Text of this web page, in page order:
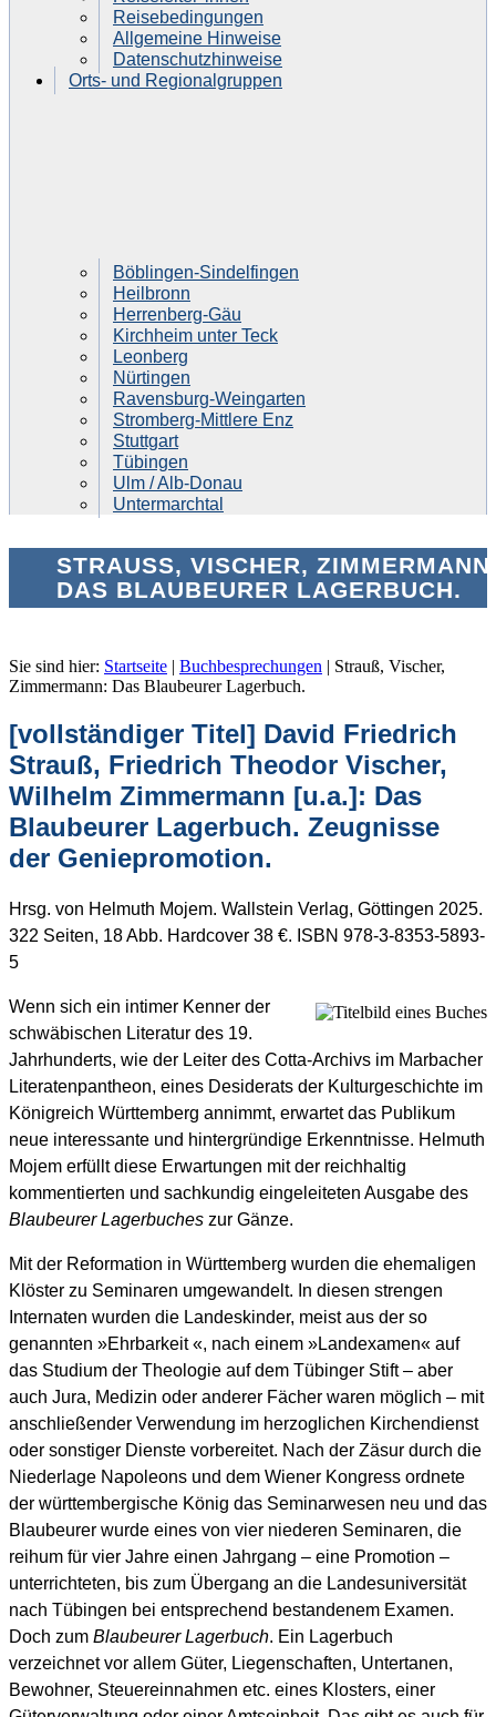
Reisebedingungen
Allgemeine Hinweise
Datenschutzhinweise
Orts- und Regionalgruppen
Böblingen-Sindelfingen
Heilbronn
Herrenberg-Gäu
Kirchheim unter Teck
Leonberg
Nürtingen
Ravensburg-Weingarten
Stromberg-Mittlere Enz
Stuttgart
Tübingen
Ulm / Alb-Donau
Untermarchtal
STRAUSS, VISCHER, ZIMMERMANN:
AS BLAUBEURER LAGERBUCH.
Sie sind hier: Startseite | Buchbesprechungen | Strauß, Vischer,
Zimmermann: Das Blaubeurer Lagerbuch.
[vollständiger Titel] David Friedrich
Strauß, Friedrich Theodor Vischer,
Wilhelm Zimmermann [u.a.]: Das
Blaubeurer Lagerbuch. Zeugnisse
der Geniepromotion.
Hrsg. von Helmuth Mojem. Wallstein Verlag, Göttingen 2025.
322 Seiten, 18 Abb. Hardcover 38 €. ISBN 978-3-8353-5893-
5
Wenn sich ein intimer Kenner der
schwäbischen Literatur des 19.
Jahrhunderts, wie der Leiter des Cotta-Archivs im Marbacher
Literatenpantheon, eines Desiderats der Kulturgeschichte im
Königreich Württemberg annimmt, erwartet das Publikum
neue interessante und hintergründige Erkenntnisse. Helmuth
Mojem erfüllt diese Erwartungen mit der reichhaltig
kommentierten und sachkundig eingeleiteten Ausgabe des
Blaubeurer Lagerbuches zur Gänze.
Mit der Reformation in Württemberg wurden die ehemaligen
Klöster zu Seminaren umgewandelt. In diesen strengen
Internaten wurden die Landeskinder, meist aus der so
genannten »Ehrbarkeit «, nach einem »Landexamen« auf
das Studium der Theologie auf dem Tübinger Stift – aber
auch Jura, Medizin oder anderer Fächer waren möglich – mit
anschließender Verwendung im herzoglichen Kirchendienst
oder sonstiger Dienste vorbereitet. Nach der Zäsur durch die
Niederlage Napoleons und dem Wiener Kongress ordnete
der württembergische König das Seminarwesen neu und das
Blaubeurer wurde eines von vier niederen Seminaren, die
reihum für vier Jahre einen Jahrgang – eine Promotion –
unterrichteten, bis zum Übergang an die Landesuniversität
nach Tübingen bei entsprechend bestandenem Examen.
Doch zum Blaubeurer Lagerbuch. Ein Lagerbuch
verzeichnet vor allem Güter, Liegenschaften, Untertanen,
Bewohner, Steuereinnahmen etc. eines Klosters, einer